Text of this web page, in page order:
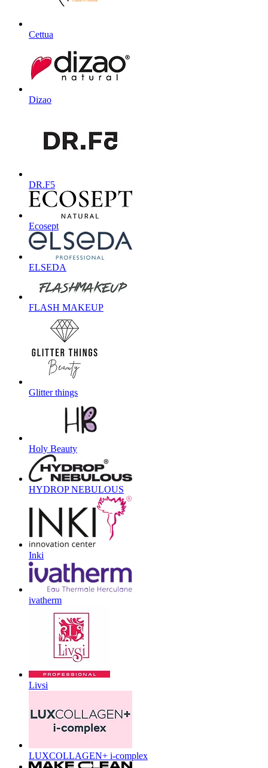
Cettua
Dizao
DR.F5
Ecosept
ELSEDA
FLASH MAKEUP
Glitter things
Holy Beauty
HYDROP NEBULOUS
Inki
ivatherm
Livsi
LUXCOLLAGEN+ i-complex